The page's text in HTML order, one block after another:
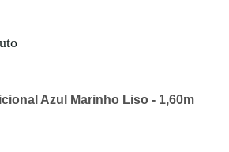
Azul Marinho Liso - 1,60m